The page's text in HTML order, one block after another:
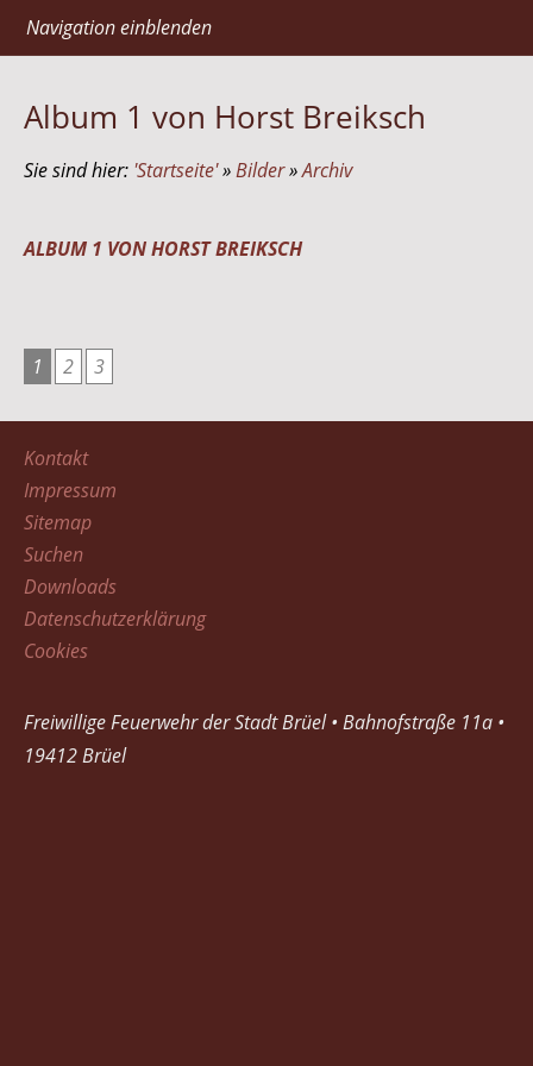
Navigation einblenden
Album 1 von Horst Breiksch
Sie sind hier: 'Startseite'»Bilder»Archiv
ALBUM 1 VON HORST BREIKSCH
1 2 3
Kontakt
Impressum
Sitemap
Suchen
Downloads
Datenschutzerklärung
Cookies
Freiwillige Feuerwehr der Stadt Brüel • Bahnofstraße 11a •
19412 Brüel